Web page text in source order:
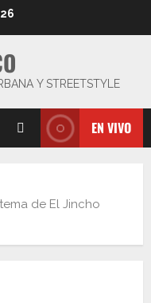
Y STREETSTYLE
EN VIVO
de El Jincho